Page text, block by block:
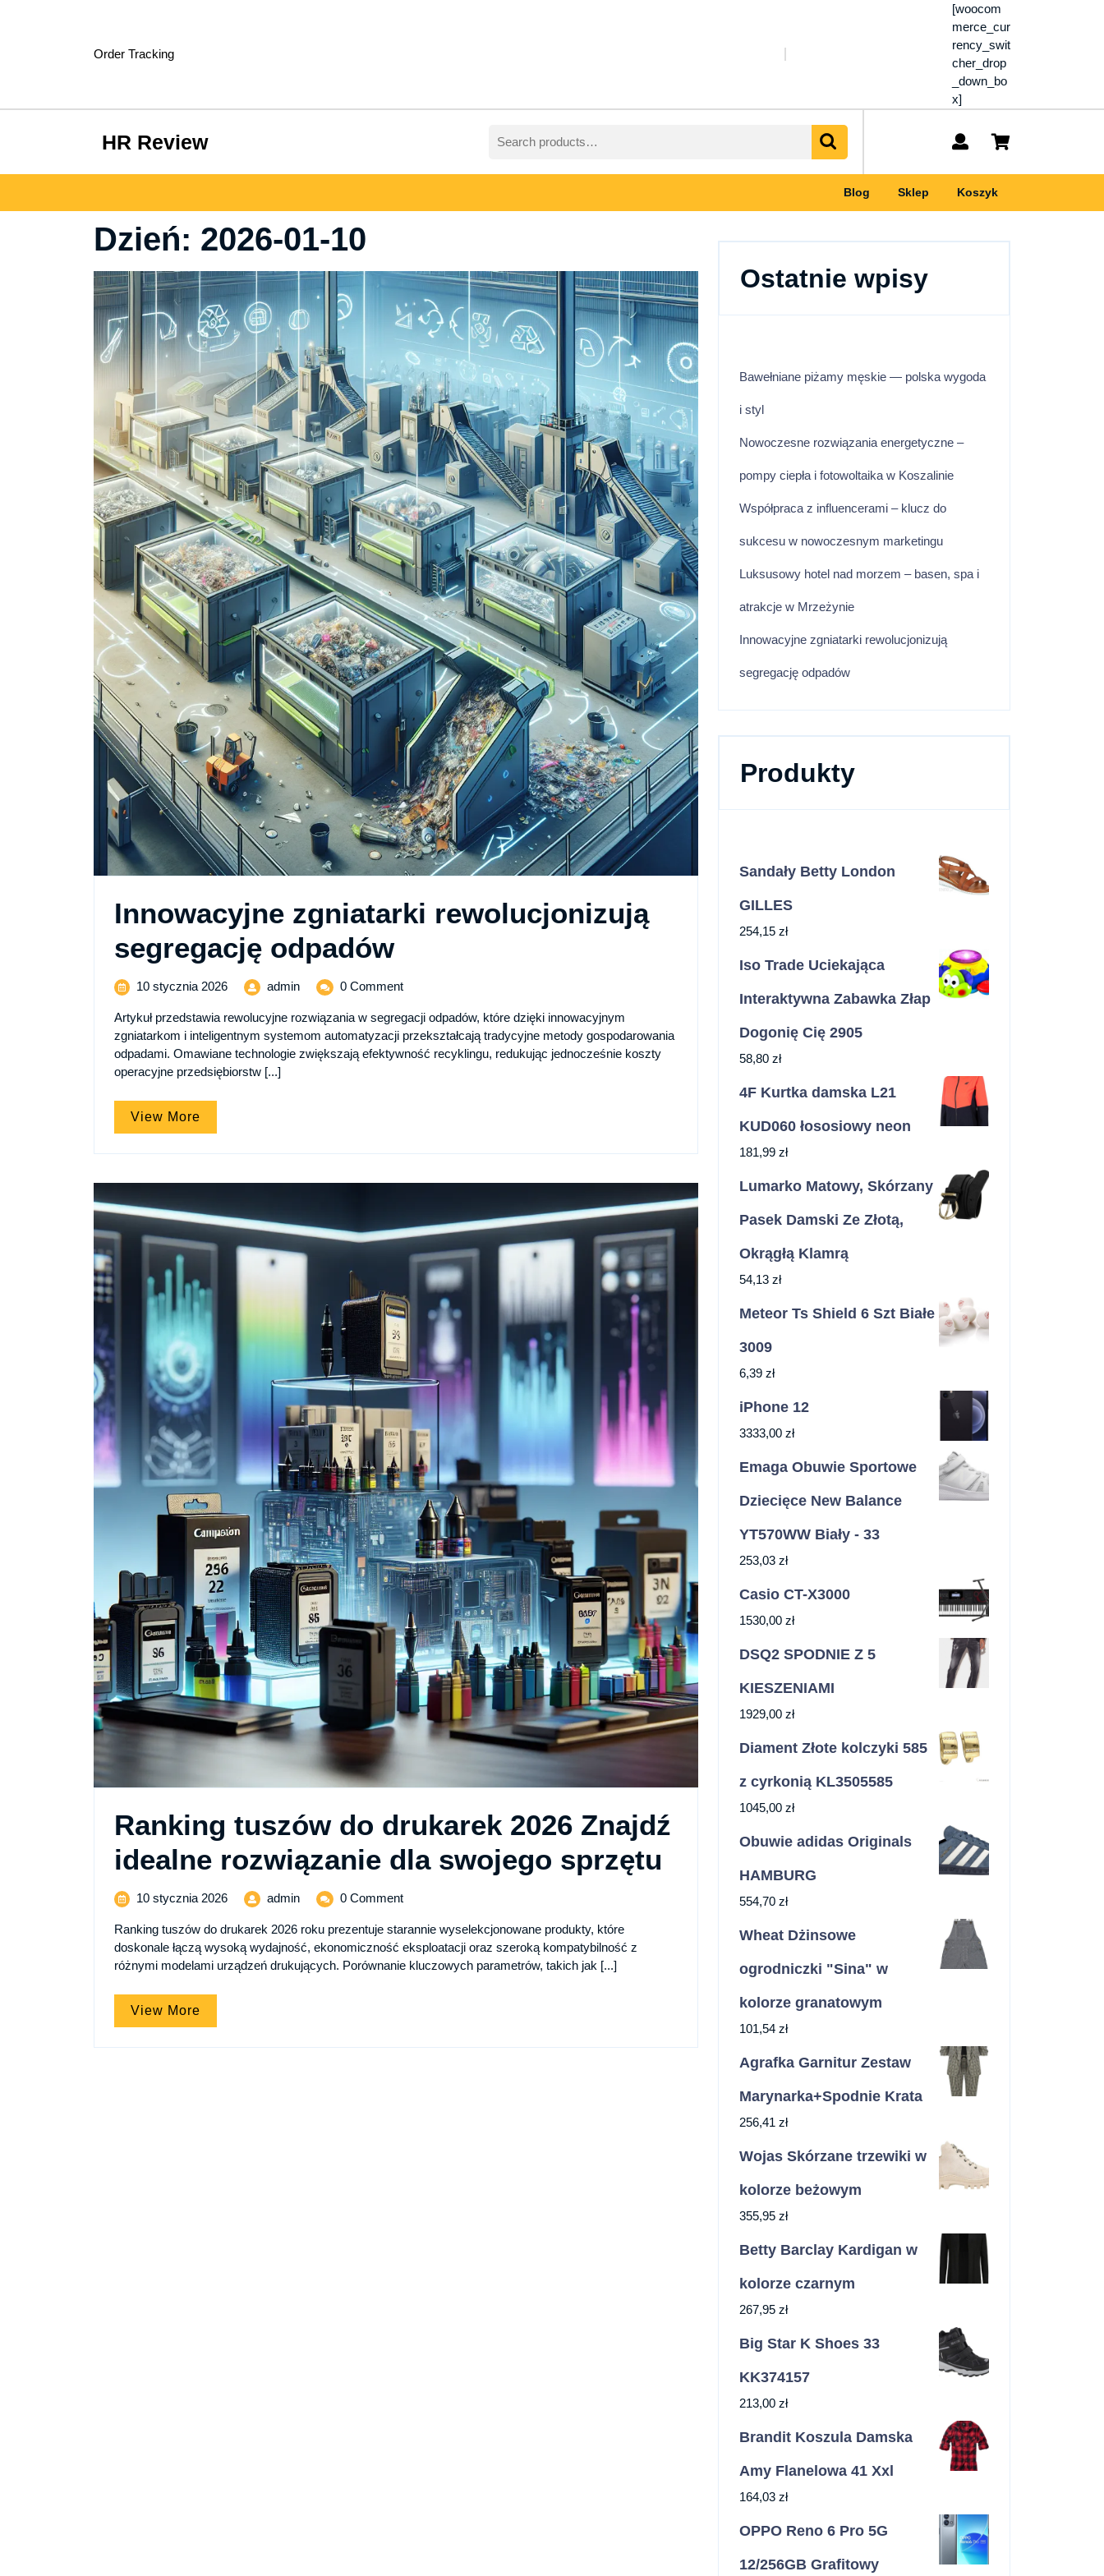
Order Tracking
[woocom
merce_cur
rency_swit
cher_drop
_down_bo
x]
HR Review
for:
My
Blog Sklep Koszyk
Dzień: 2026-01-10
Innowacyjne zgniatarki rewolucjonizują
segregację odpadówInnowacyjne
zgniatarki
rewolucjonizują
segregację
10 stycznia 202610
2026
adminInnowacyjne
rewolucjonizują
segregację
odpadów
0 Comment
Artykuł przedstawia rewolucyjne rozwiązania w segregacji odpadów, które dzięki innowacyjnym
zgniatarkom i inteligentnym systemom automatyzacji przekształcają tradycyjne metody gospodarowania
odpadami. Omawiane technologie zwiększają efektywność recyklingu, redukując jednocześnie koszty
operacyjne przedsiębiorstw [...]
View More
More
Ranking tuszów do drukarek 2026 Znajdź
idealne rozwiązanie dla swojego sprzętu
tuszów
drukarek
Znajdź
idealne
rozwiązanie
swojego
sprzętu
10 stycznia 202610
2026
adminRanking
do
drukarek
2026
0 Comment
Ranking tuszów do drukarek 2026 roku prezentuje starannie wyselekcjonowane produkty, które
doskonale łączą wysoką wydajność, ekonomiczność eksploatacji oraz szeroką kompatybilność z
różnymi modelami urządzeń drukujących. Porównanie kluczowych parametrów, takich jak [...]
View More
More
Ostatnie wpisy
Bawełniane piżamy męskie — polska wygoda
i styl
Nowoczesne rozwiązania energetyczne –
pompy ciepła i fotowoltaika w Koszalinie
Współpraca z influencerami – klucz do
sukcesu w nowoczesnym marketingu
Luksusowy hotel nad morzem – basen, spa i
atrakcje w Mrzeżynie
Innowacyjne zgniatarki rewolucjonizują
segregację odpadów
Produkty
Sandały Betty London
GILLES
254,15 zł
Iso Trade Uciekająca
Interaktywna Zabawka Złap
Dogonię Cię 2905
58,80 zł
4F Kurtka damska L21
KUD060 łososiowy neon
181,99 zł
Lumarko Matowy, Skórzany
Pasek Damski Ze Złotą,
Okrągłą Klamrą
54,13 zł
Meteor Ts Shield 6 Szt Białe
3009
6,39 zł
iPhone 12
3333,00 zł
Emaga Obuwie Sportowe
Dziecięce New Balance
YT570WW Biały - 33
253,03 zł
Casio CT-X3000
1530,00 zł
DSQ2 SPODNIE Z 5
KIESZENIAMI
1929,00 zł
Diament Złote kolczyki 585
z cyrkonią KL3505585
1045,00 zł
Obuwie adidas Originals
HAMBURG
554,70 zł
Wheat Dżinsowe
ogrodniczki "Sina" w
kolorze granatowym
101,54 zł
Agrafka Garnitur Zestaw
Marynarka+Spodnie Krata
256,41 zł
Wojas Skórzane trzewiki w
kolorze beżowym
355,95 zł
Betty Barclay Kardigan w
kolorze czarnym
267,95 zł
Big Star K Shoes 33
KK374157
213,00 zł
Brandit Koszula Damska
Amy Flanelowa 41 Xxl
164,03 zł
OPPO Reno 6 Pro 5G
12/256GB Grafitowy